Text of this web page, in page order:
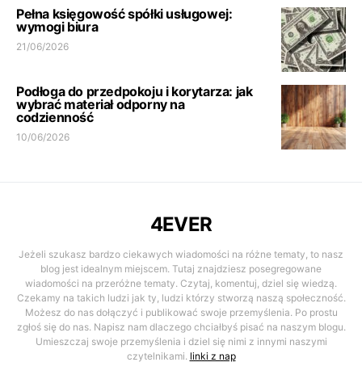
Pełna księgowość spółki usługowej:
wymogi biura
21/06/2026
Podłoga do przedpokoju i korytarza: jak
wybrać materiał odporny na
codzienność
10/06/2026
4EVER
Jeżeli szukasz bardzo ciekawych wiadomości na różne tematy, to nasz
blog jest idealnym miejscem. Tutaj znajdziesz posegregowane
wiadomości na przeróżne tematy. Czytaj, komentuj, dziel się wiedzą.
Czekamy na takich ludzi jak ty, ludzi którzy stworzą naszą społeczność.
Możesz do nas dołączyć i publikować swoje przemyślenia. Po prostu
zgłoś się do nas. Napisz nam dlaczego chciałbyś pisać na naszym blogu.
Umieszczaj swoje przemyślenia i dziel się nimi z innymi naszymi
czytelnikami. linki z nap